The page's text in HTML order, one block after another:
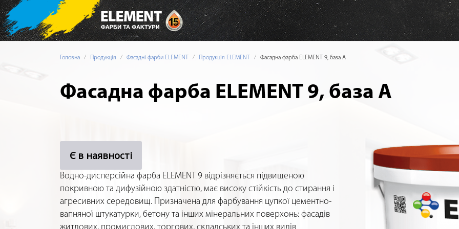
Головна Продукція Фасадні фарби ELEMENT Продукція ELEMENT Фасадна фарба ELEMENT 9, база А
Фасадна фарба ELEMENT 9, база А
Є в наявності
Водно-дисперсійна фарба ELEMENT 9 відрізняється підвищеною
покривною та дифузійною здатністю, має високу стійкість до стирання і
агресивних середовищ. Призначена для фарбування цупкої цементно-
вапняної штукатурки, бетону та інших мінеральних поверхонь: фасадів